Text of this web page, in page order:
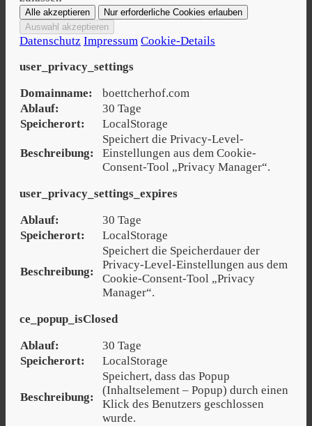
Datenschutz Impressum Cookie-Details
user_privacy_settings
Domainname:
boettcherhof.com
Ablauf:
30 Tage
Speicherort:
LocalStorage
Beschreibung:
Speichert die Privacy-Level-
Einstellungen aus dem Cookie-
Consent-Tool „Privacy Manager“.
user_privacy_settings_expires
Ablauf:
30 Tage
Speicherort:
LocalStorage
Beschreibung:
Speichert die Speicherdauer der
Privacy-Level-Einstellungen aus dem
Cookie-Consent-Tool „Privacy
Manager“.
ce_popup_isClosed
Ablauf:
30 Tage
Speicherort:
LocalStorage
Beschreibung:
Speichert, dass das Popup
(Inhaltselement – Popup) durch einen
Klick des Benutzers geschlossen
wurde.